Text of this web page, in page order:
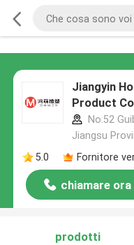
Jiangyin
Product
No.52
Jiangsu
5.0
Fornitore
chiamare ora
prodotti